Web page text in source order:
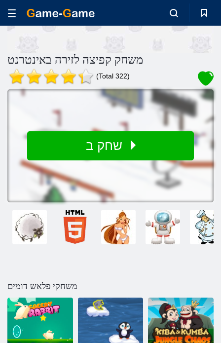
משחק קפיצה לזירה באינטרנט
(Total 322)
משחקי פלאש דומים